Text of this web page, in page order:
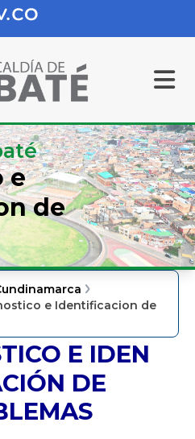
e
de
e Identificacion de
E IDEN​​
DE